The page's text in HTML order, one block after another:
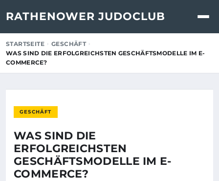
RATHENOWER JUDOCLUB
STARTSEITE
GESCHÄFT
WAS SIND DIE ERFOLGREICHSTEN GESCHÄFTSMODELLE IM E-
COMMERCE?
GESCHÄFT
WAS SIND DIE
ERFOLGREICHSTEN
GESCHÄFTSMODELLE IM E-
COMMERCE?